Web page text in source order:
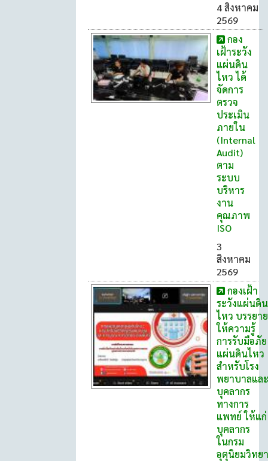
4 สิงหาคม
2569
กอง
เฝ้าระวัง
แผ่นดิน
ไหว ได้
จัดการ
ตรวจ
ประเมิน
ภายใน
(Internal
Audit)
ตาม
ระบบ
บริหาร
งาน
คุณภาพ
ISO
3
สิงหาคม
2569
กองเฝ้า
ระวังแผ่นดิน
ไหว บรรยาย
ให้ความรู้
การรับมือภัย
แผ่นดินไหว
สำหรับโรง
พยาบาลและ
บุคลากร
ทางการ
แพทย์ ให้แก่
บุคลากร
ในกรม
อุตุนิยมวิทยา